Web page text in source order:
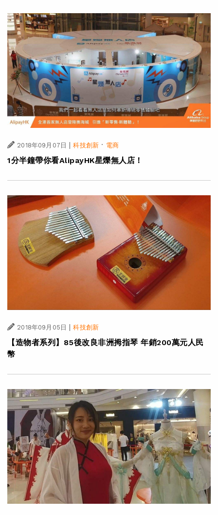
2018年09月07日 | 科技創新 · 電商
1分半鐘帶你看AlipayHK星爍無人店！
2018年09月05日 | 科技創新
【造物者系列】85後改良非洲拇指琴 年銷200萬元人民
幣